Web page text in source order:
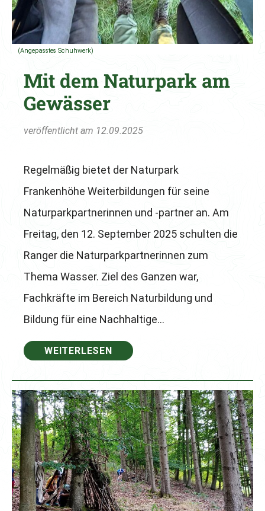
(Angepasstes Schuhwerk)
Mit dem Naturpark am
Gewässer
veröffentlicht am 12.09.2025
Regelmäßig bietet der Naturpark
Frankenhöhe Weiterbildungen für seine
Naturparkpartnerinnen und -partner an. Am
Freitag, den 12. September 2025 schulten die
Ranger die Naturparkpartnerinnen zum
Thema Wasser. Ziel des Ganzen war,
Fachkräfte im Bereich Naturbildung und
Bildung für eine Nachhaltige…
WEITERLESEN